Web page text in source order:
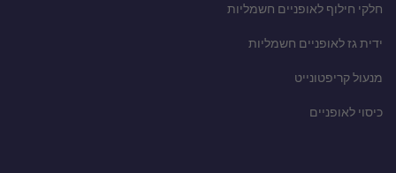
חלקי חילוף לאופניים חשמליות
ידית גז לאופניים חשמליות
מנעול קריפטונייט
כיסוי לאופניים